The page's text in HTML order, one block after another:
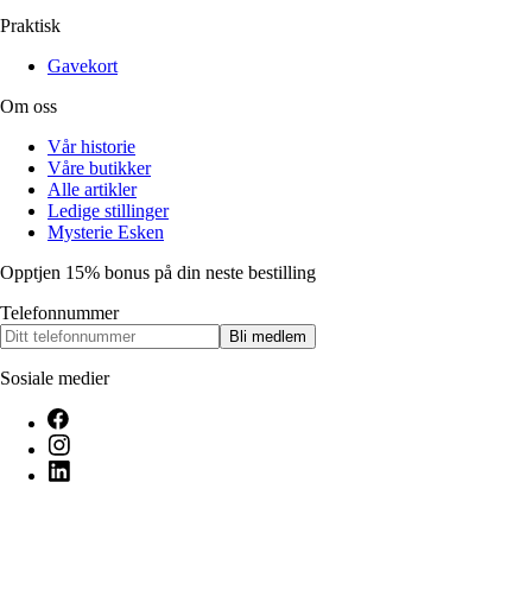
Praktisk
Gavekort
Om oss
Vår historie
Våre butikker
Alle artikler
Ledige stillinger
Mysterie Esken
Opptjen 15% bonus på din neste bestilling
Telefonnummer
Bli medlem
Sosiale medier